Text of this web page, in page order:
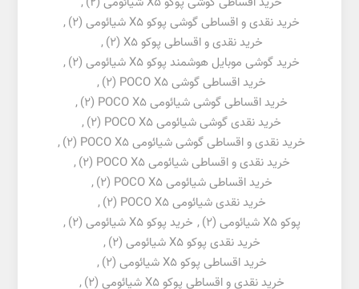
خرید نقدی و اقساطی گوشی پوکو X5 شیائومی
(2)
,
خرید نقدی و اقساطی پوکو X5
(2)
,
خرید گوشی موبایل هوشمند پوکو X5 شیائومی
(2)
,
خرید اقساطی گوشی POCO X5
(2)
,
خرید اقساطی گوشی شیائومی POCO X5
(2)
,
خرید نقدی گوشی شیائومی POCO X5
(2)
,
خرید نقدی و اقساطی گوشی شیائومی POCO X5
(2)
,
خرید نقدی و اقساطی شیائومی POCO X5
(2)
,
خرید اقساطی شیائومی POCO X5
(2)
,
خرید نقدی شیائومی POCO X5
(2)
,
پوکو X5 شیائومی
(2)
, خرید پوکو X5 شیائومی (2)
,
خرید نقدی پوکو X5 شیائومی
(2)
,
خرید اقساطی پوکو X5 شیائومی
(2)
,
خرید نقدی و اقساطی پوکو X5 شیائومی
(2)
,